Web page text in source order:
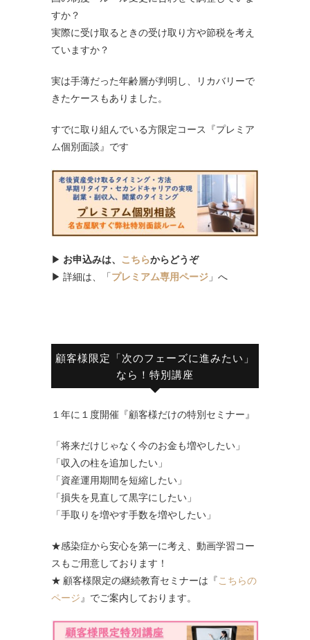
すか？
実際に受け取るときの受け取り方や節税を考え
ていますか？
実は手薄だった年齢層が判明し、リカバリーで
きたケースもありました。
すでに取り組んでいる方限定コース『プレミア
ム個別面談』です
▶ お申込みは、 こちらからどうぞ
▶ 詳細は、「プレミアム専用ページ 」へ
顧客様限定「次のフェーズに進みたい」
なら！特別講座
１年に１度開催『顧客様だけの特別セミナー』
「将来だけじゃなく今のお金も増やしたい」
「収入の柱を追加したい」
「資産運用期間を短縮したい」
「損失を見直して黒字にしたい」
「手取りを増やす手数を増やしたい」
★感染症から安心を第一に考え、動画学習コー
スもご用意しております！
★ 顧客様限定の継続教育セミナーは『こちらの
ページ 』でご案内しております。